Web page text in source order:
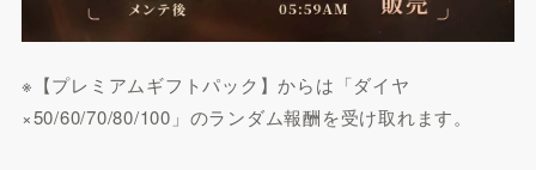
※【プレミアムギフトパック】からは「ダイヤ
×50/60/70/80/100」のランダム報酬を受け取れます。